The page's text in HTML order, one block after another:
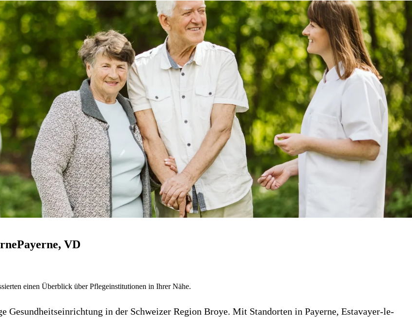
Payerne, VD
einen Überblick über Pflegeinstitutionen in Ihrer Nähe.
in der Schweizer Region Broye. Mit Standorten in Payerne, Estavayer-le-